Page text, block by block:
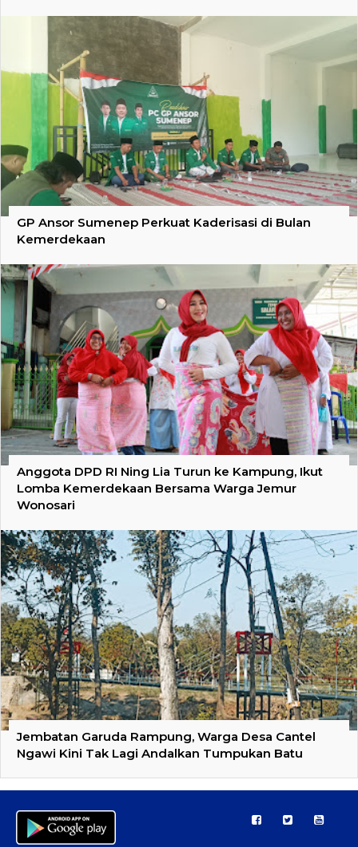
GP Ansor Sumenep Perkuat Kaderisasi di Bulan
Kemerdekaan
Anggota DPD RI Ning Lia Turun ke Kampung, Ikut
Lomba Kemerdekaan Bersama Warga Jemur
Wonosari
Jembatan Garuda Rampung, Warga Desa Cantel
Ngawi Kini Tak Lagi Andalkan Tumpukan Batu